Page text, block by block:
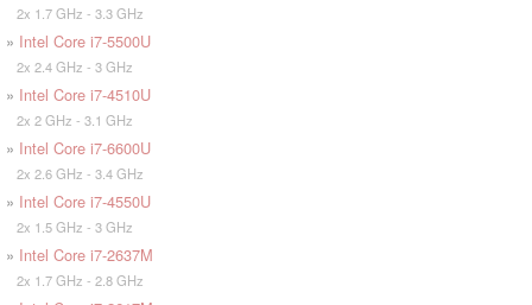
2x 1.7 GHz - 3.3 GHz
» Intel Core i7-5500U
2x 2.4 GHz - 3 GHz
» Intel Core i7-4510U
2x 2 GHz - 3.1 GHz
» Intel Core i7-6600U
2x 2.6 GHz - 3.4 GHz
» Intel Core i7-4550U
2x 1.5 GHz - 3 GHz
» Intel Core i7-2637M
2x 1.7 GHz - 2.8 GHz